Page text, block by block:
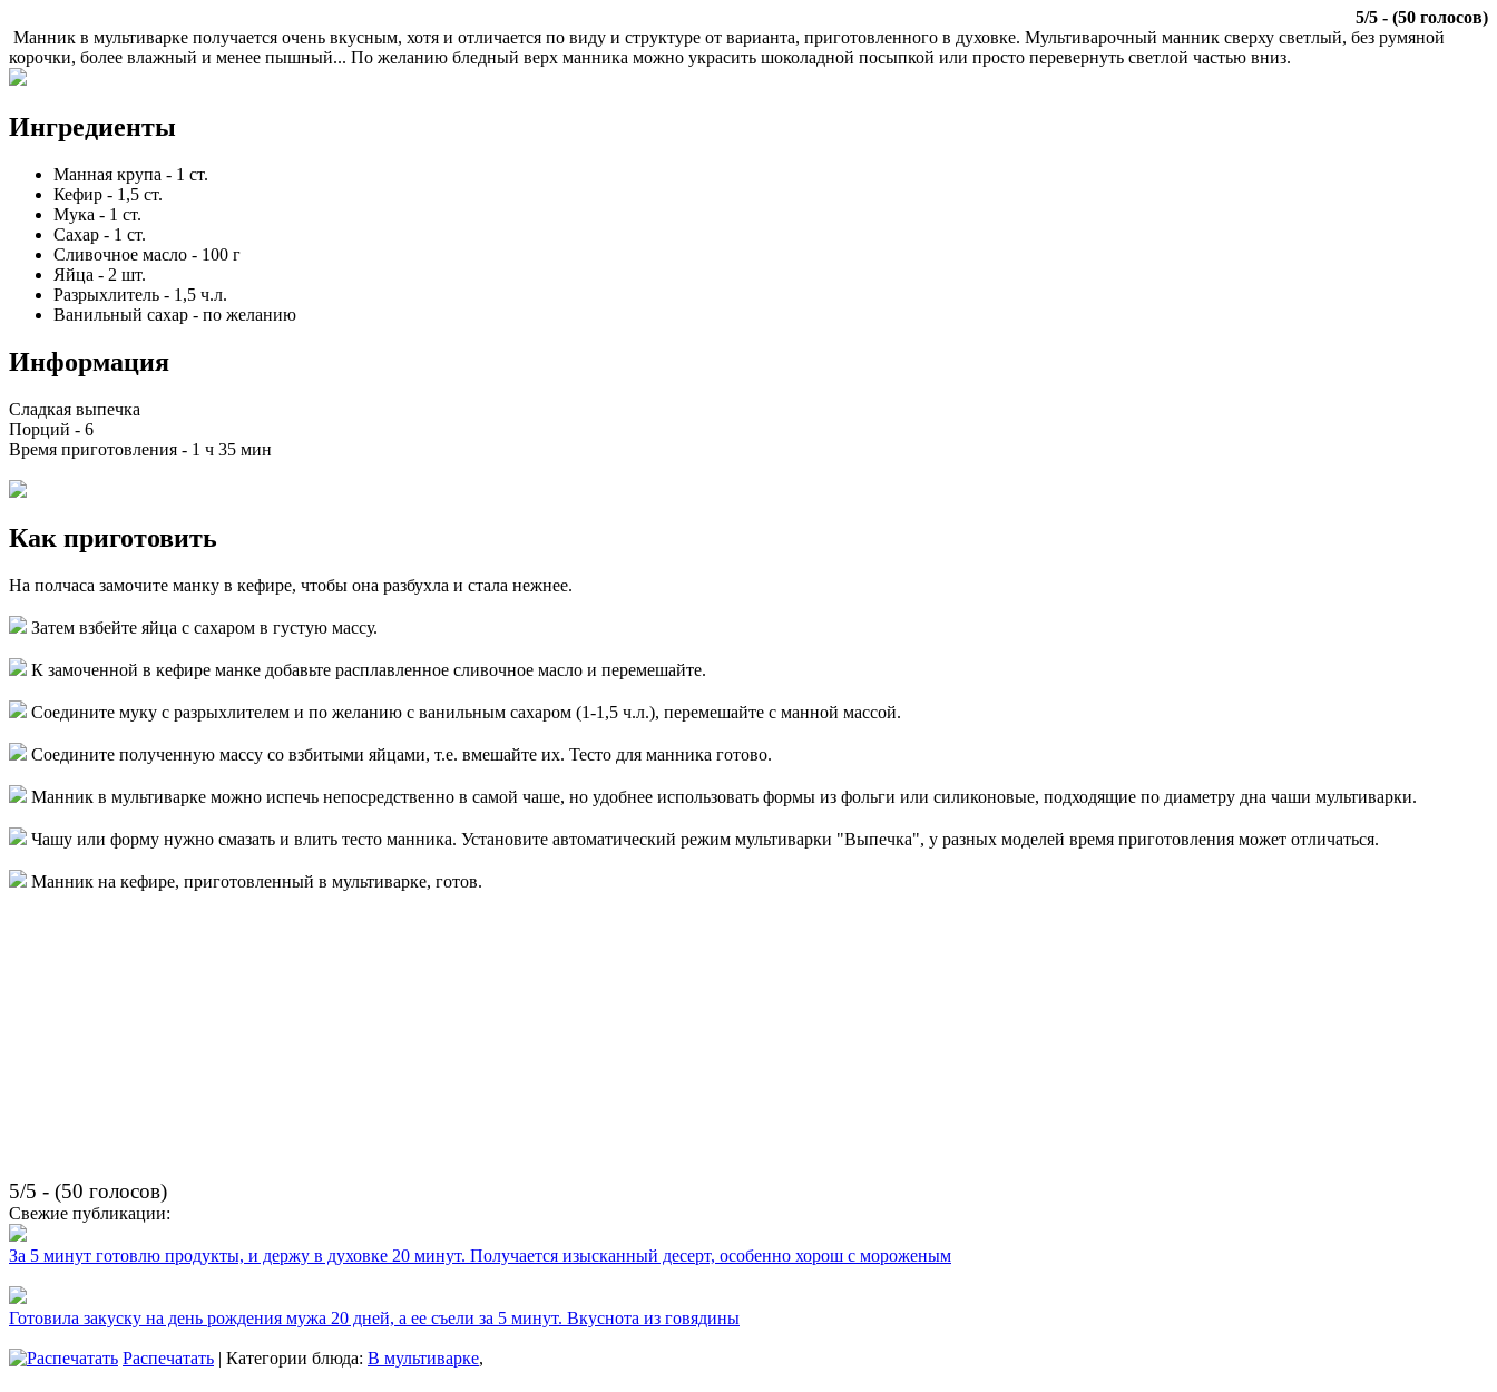
5/5 - (50 голосов)
Манник в мультиварке получается очень вкусным, хотя и отличается по виду и структуре от варианта, приготовленного в духовке. Мультиварочный манник сверху светлый, без румяной
корочки, более влажный и менее пышный... По желанию бледный верх манника можно украсить шоколадной посыпкой или просто перевернуть светлой частью вниз.
Ингредиенты
Манная крупа - 1 ст.
Кефир - 1,5 ст.
Мука - 1 ст.
Сахар - 1 ст.
Сливочное масло - 100 г
Яйца - 2 шт.
Разрыхлитель - 1,5 ч.л.
Ванильный сахар - по желанию
Информация
Сладкая выпечка
Порций - 6
Время приготовления - 1 ч 35 мин
Как приготовить
На полчаса замочите манку в кефире, чтобы она разбухла и стала нежнее.
Затем взбейте яйца с сахаром в густую массу.
К замоченной в кефире манке добавьте расплавленное сливочное масло и перемешайте.
Соедините муку с разрыхлителем и по желанию с ванильным сахаром (1-1,5 ч.л.), перемешайте с манной массой.
Соедините полученную массу со взбитыми яйцами, т.е. вмешайте их. Тесто для манника готово.
Манник в мультиварке можно испечь непосредственно в самой чаше, но удобнее использовать формы из фольги или силиконовые, подходящие по диаметру дна чаши мультиварки.
Чашу или форму нужно смазать и влить тесто манника. Установите автоматический режим мультиварки "Выпечка", у разных моделей время приготовления может отличаться.
Манник на кефире, приготовленный в мультиварке, готов.
5/5 - (50 голосов)
Свежие публикации:
За 5 минут готовлю продукты, и держу в духовке 20 минут. Получается изысканный десерт, особенно хорош с мороженым
Готовила закуску на день рождения мужа 20 дней, а ее съели за 5 минут. Вкуснота из говядины
Распечатать | Категории блюда: В мультиварке,